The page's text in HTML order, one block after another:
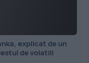
explicat de un
de volatili